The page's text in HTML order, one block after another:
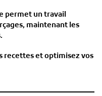
permet untravail
, maintenant les
recettes et optimisez vos